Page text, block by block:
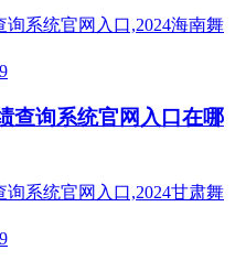
查询系统官网入口在哪